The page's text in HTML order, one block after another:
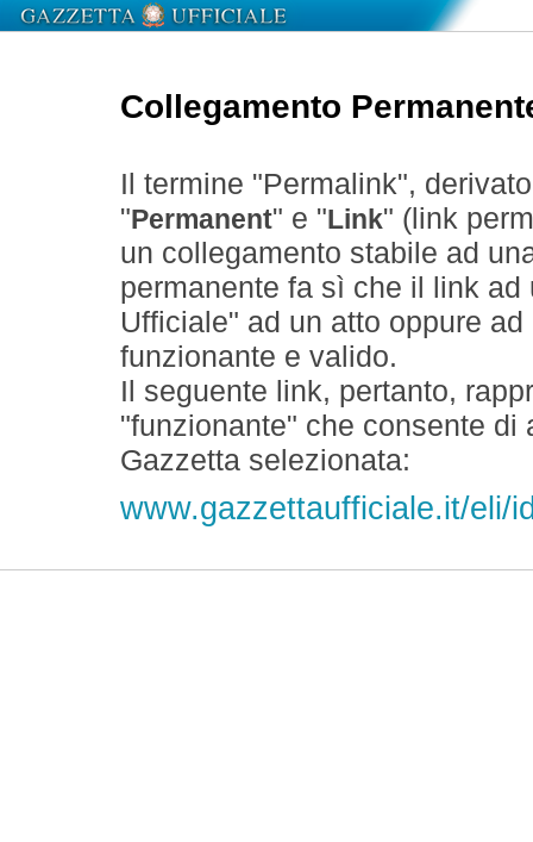
Collegamento
Il termine "Permalink",
" Permanent" e " Link" (link
un collegamento stabile ad
permanente fa sì che il link
Ufficiale" ad un atto oppure
funzionante e valido.
Il seguente link, pertanto,
"funzionante" che consente
Gazzetta selezionata:
www.gazzettaufficiale.it/eli/